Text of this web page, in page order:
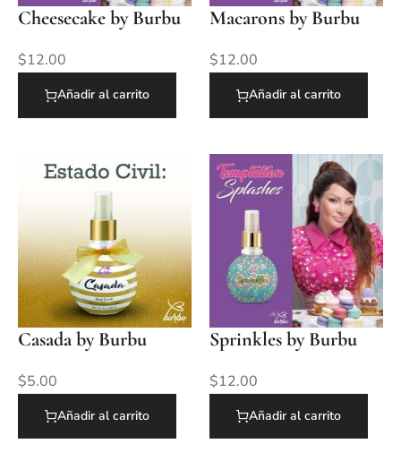
Cheesecake by Burbu
$12.00
Añadir al carrito
Macarons by Burbu
$12.00
Añadir al carrito
Casada by Burbu
$5.00
Añadir al carrito
Sprinkles by Burbu
$12.00
Añadir al carrito